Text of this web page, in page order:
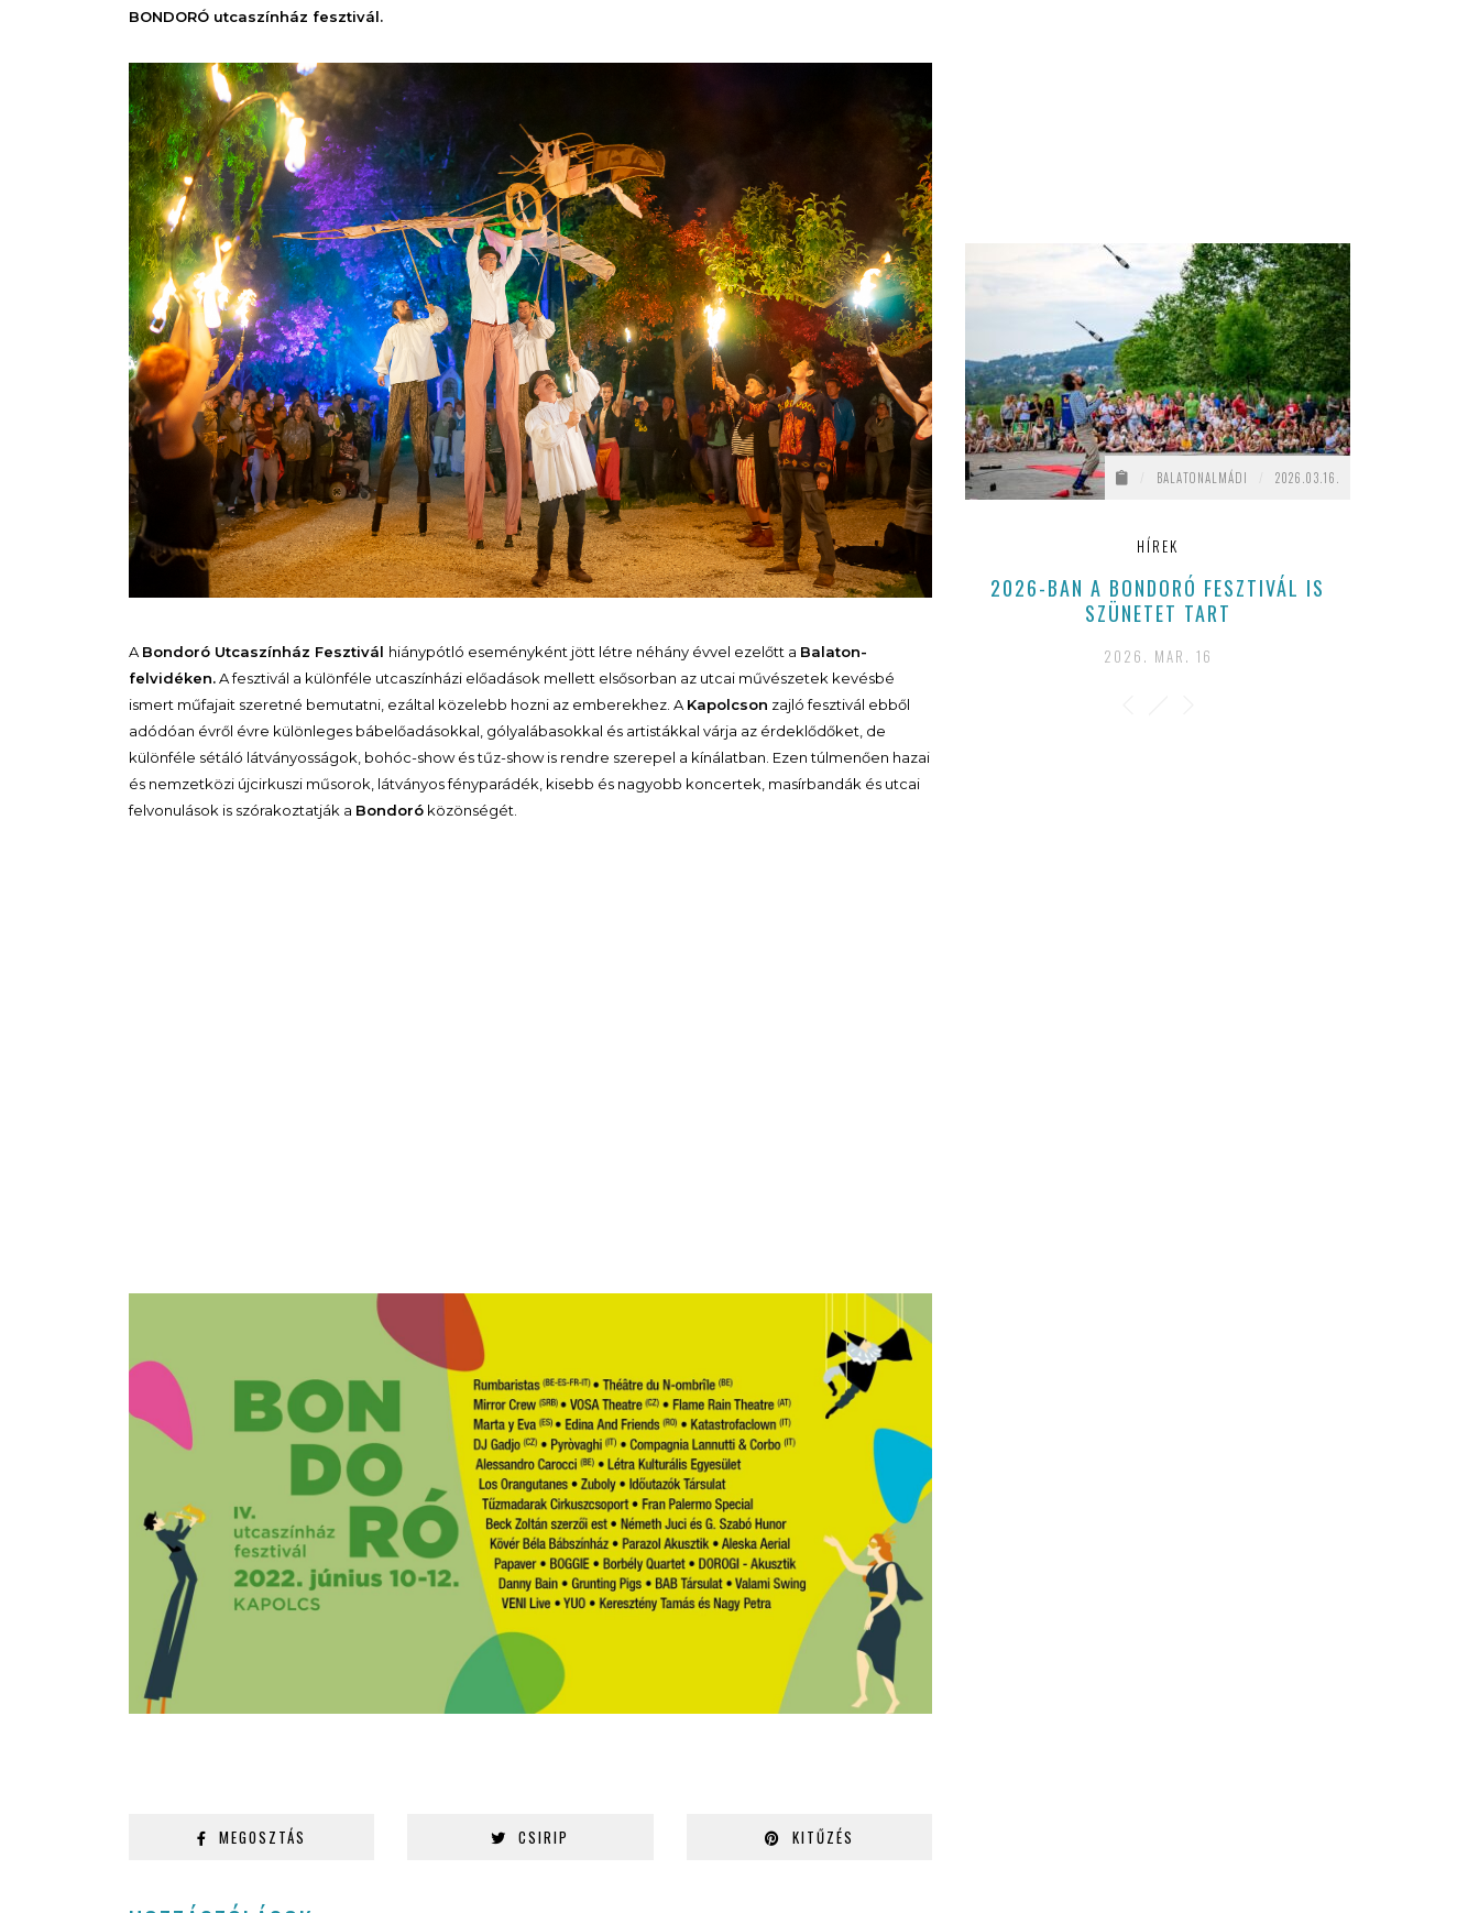
BONDORÓ utcaszínház fesztivál.
A Bondoró Utcaszínház Fesztivál hiánypótló eseményként jött létre néhány évvel ezelőtt a Balaton-
felvidéken.A fesztivál a különféle utcaszínházi előadások mellett elsősorban az utcai művészetek kevésbé
ismert műfajait szeretné bemutatni, ezáltal közelebb hozni az emberekhez. A Kapolcson zajló fesztivál ebből
adódóan évről évre különleges bábelőadásokkal, gólyalábasokkal és artistákkal várja az érdeklődőket, de
különféle sétáló látványosságok, bohóc-show és tűz-show is rendre szerepel a kínálatban. Ezen túlmenően hazai
és nemzetközi újcirkuszi műsorok, látványos fényparádék, kisebb és nagyobb koncertek, masírbandák és utcai
felvonulások is szórakoztatják a Bondoró közönségét.
MEGOSZTÁS CSIRIP KITŰZÉS
BALATONALMÁDI 2026.03.16.
HÍREK
2026-BAN A BONDORÓ FESZTIVÁL IS
SZÜNETET TART
2026. MAR. 16